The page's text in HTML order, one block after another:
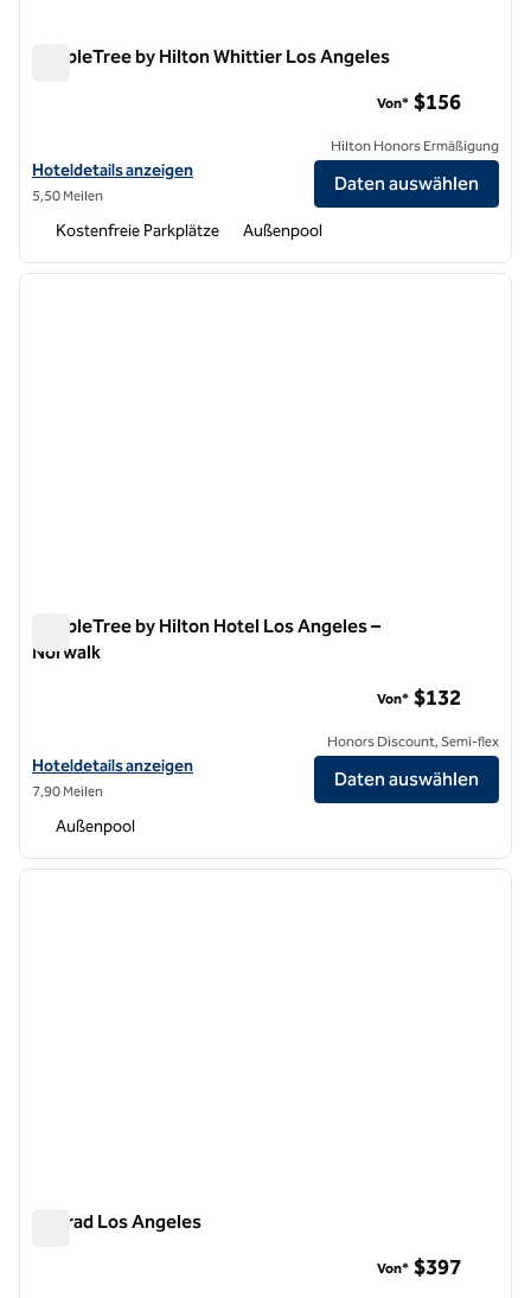
DoubleTree by Hilton Whittier Los Angeles
Hoteldetails für DoubleTree by Hilton Whittier Los Angeles anzeigen
Hoteldetails anzeigen
5,50 Meilen
Von* $156
Hilton Honors Ermäßigung
Daten auswählen
Kostenfreie Parkplätze Außenpool
1 von 12
DoubleTree by Hilton Hotel Los Angeles –
Norwalk
Hoteldetails für DoubleTree by Hilton Hotel Los Angeles – Norwalk
Hoteldetails anzeigen
7,90 Meilen
Von* $132
Honors Discount, Semi-flex
Daten auswählen
Außenpool
1 von 12
Conrad Los Angeles
Von* $397